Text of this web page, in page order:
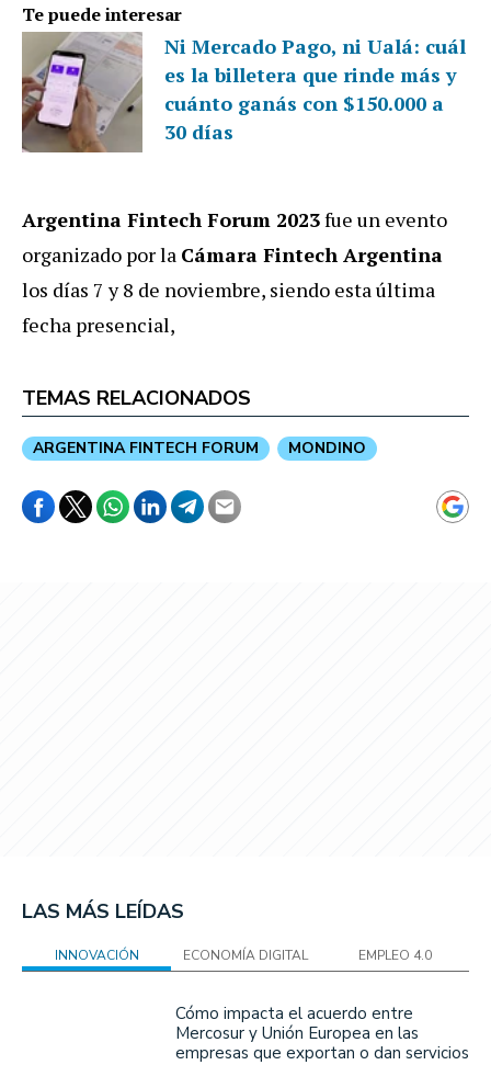
Te puede interesar
Ni Mercado Pago, ni Ualá: cuál
es la billetera que rinde más y
cuánto ganás con $150.000 a
30 días
Argentina Fintech Forum 2023fue un evento
organizado por la Cámara Fintech Argentina
los días 7 y 8 de noviembre, siendo esta última
fecha presencial,
TEMAS RELACIONADOS
ARGENTINA FINTECH FORUM MONDINO
LAS MÁS LEÍDAS
INNOVACIÓN ECONOMÍA DIGITAL EMPLEO 4.0
Cómo impacta el acuerdo entre
Mercosur y Unión Europea en las
empresas que exportan o dan servicios